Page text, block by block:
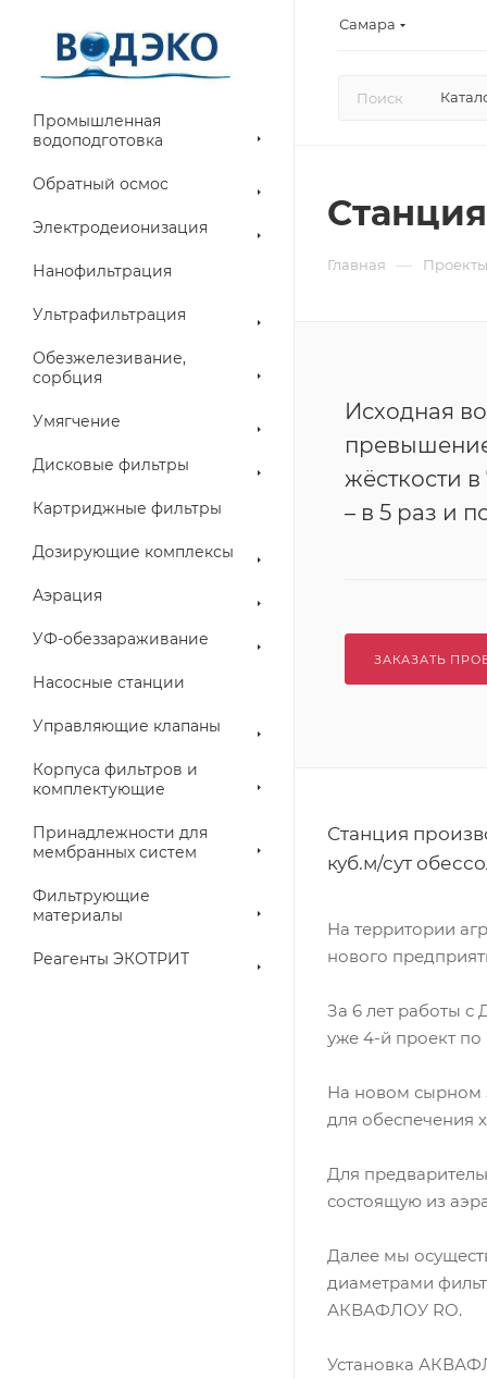
Самара
Промышленная
водоподготовка
Обратный осмос
Электродеионизация
Нанофильтрация
Ультрафильтрация
Обезжелезивание,
сорбция
Умягчение
Дисковые фильтры
Картриджные фильтры
Дозирующие комплексы
Аэрация
УФ-обеззараживание
Насосные станции
Управляющие клапаны
Корпуса фильтров и
комплектующие
Принадлежности для
мембранных систем
Фильтрующие
материалы
Реагенты ЭКОТРИТ
Главная — Проекты
Исходная
жёсткости
– в 5 раз и
ЗАКАЗАТЬ
Станция
куб.м/сут
На территории
нового
За 6 лет работы
уже 4-й проект по
На новом сырном
для обеспечения
Для
состоящую из
Далее мы
диаметрами
АКВАФЛОУ RO.
Установка